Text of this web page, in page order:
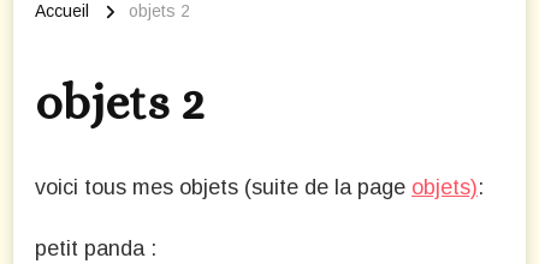
Accueil objets 2
objets 2
voici tous mes objets (suite de la page objets):
petit panda :